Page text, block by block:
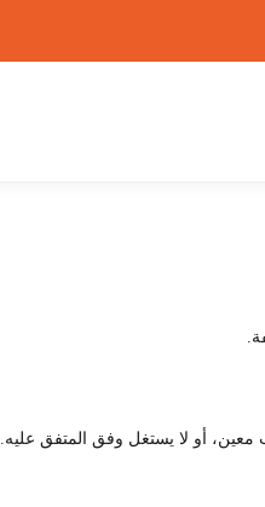
معين، أو لا يستغل وفق المتفق عليه.